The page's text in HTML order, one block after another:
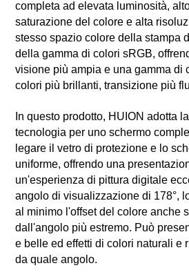
completa ad elevata luminosità,
saturazione del colore e alta
stesso spazio colore della stampa
della gamma di colori sRGB,
visione più ampia e una gamma di
colori più brillanti, transizione più
In questo prodotto, HUION adotta
tecnologia per uno schermo
legare il vetro di protezione e lo
uniforme, offrendo una
un'esperienza di pittura digitale
angolo di visualizzazione di 178°,
al minimo l'offset del colore anche
dall'angolo più estremo. Può
e belle ed effetti di colori naturali e
da quale angolo.